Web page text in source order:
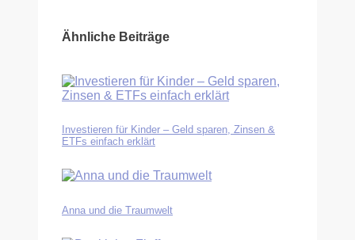
Ähnliche Beiträge
Investieren für Kinder – Geld sparen, Zinsen &
ETFs einfach erklärt
Anna und die Traumwelt